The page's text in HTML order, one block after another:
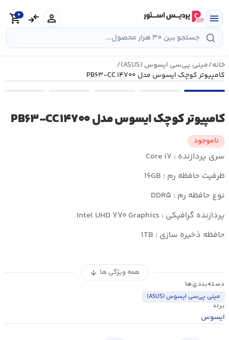
به
محتوا
menu
person
compare_arrows
shopping_cart
0
خانه/مینی پی‌سی ایسوس (ASUS)
/
کامپیوتر کوچک ایسوس مدل PB۶۳-CC ۱۴۷۰۰
کامپیوتر کوچک ایسوس مدل PB۶۳-CC ۱۴۷۰۰
ناموجود
سری پردازنده : Core i۷
ظرفیت حافظه رم : ۱۶GB
نوع حافظه رم : DDR۵
پردازنده گرافیکی : Intel UHD ۷۷۰ Graphics
حافظه ذخیره سازی : ۱TB
همه ویژگی ها arrow_downward
دسته‌بندی‌ها
مینی پی‌سی ایسوس (ASUS)
برند
ایسوس